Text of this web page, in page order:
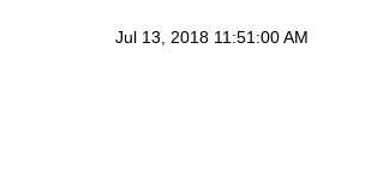
Jul 13, 2018 11:51:00 AM